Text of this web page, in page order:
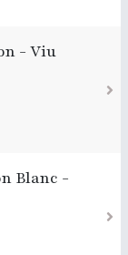
- Viu
Blanc -